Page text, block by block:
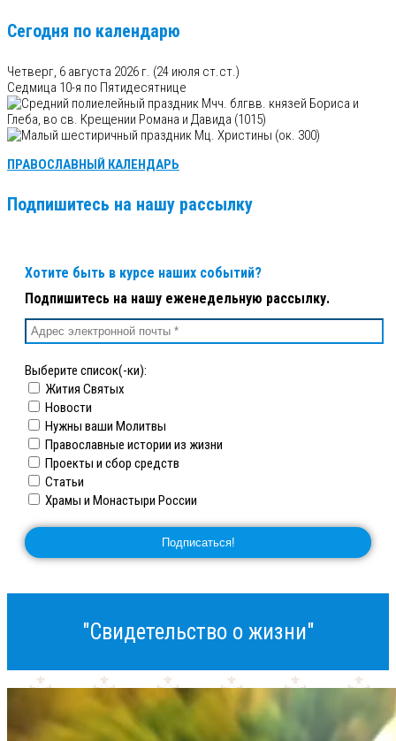
Сегодня по календарю
Четверг, 6 августа 2026 г. (24 июля ст.ст.)
Седмица 10-я по Пятидесятнице
Мчч. блгвв. князей Бориса и
Глеба, во св. Крещении Романа и Давида (1015)
Мц. Христины (ок. 300)
ПРАВОСЛАВНЫЙ КАЛЕНДАРЬ
Подпишитесь на нашу рассылку
Хотите быть в курсе наших событий?
Подпишитесь на нашу еженедельную рассылку.
Выберите список(-ки):
Жития Святых
Новости
Нужны ваши Молитвы
Православные истории из жизни
Проекты и сбор средств
Статьи
Храмы и Монастыри России
"Свидетельство о жизни"